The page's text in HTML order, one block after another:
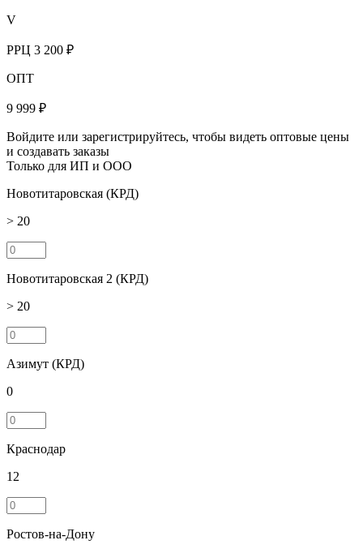
V
РРЦ 3 200 ₽
ОПТ
9 999 ₽
Войдите или зарегистрируйтесь, чтобы видеть оптовые цены
и создавать заказы
Только для ИП и ООО
Новотитаровская (КРД)
> 20
Новотитаровская 2 (КРД)
> 20
Азимут (КРД)
0
Краснодар
12
Ростов-на-Дону